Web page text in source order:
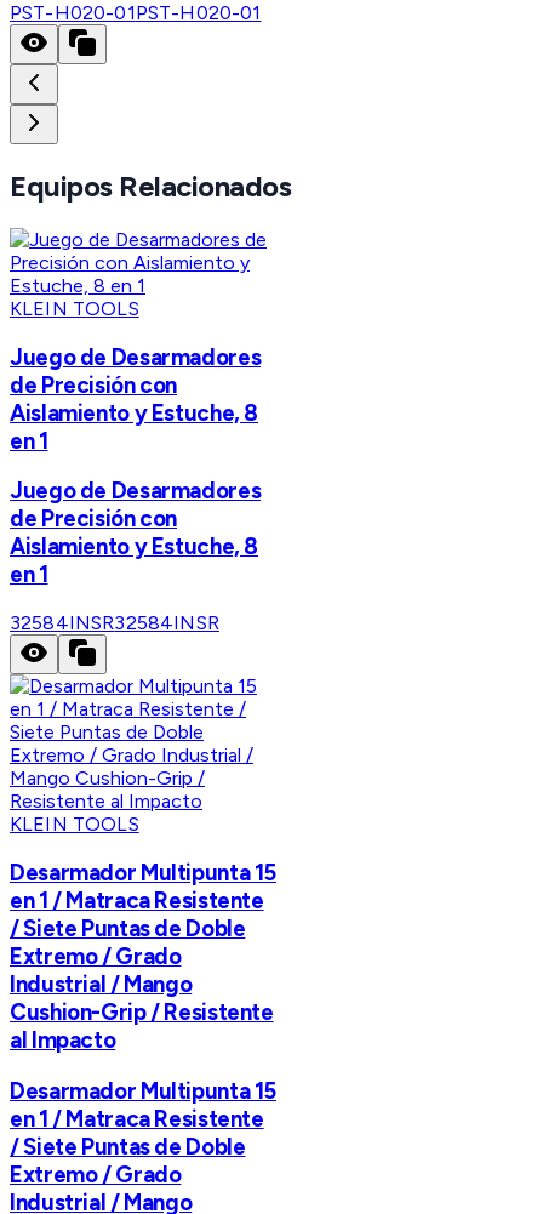
PST-H020-01PST-H020-01
Equipos Relacionados
KLEIN TOOLS
Juego de Desarmadores
de Precisión con
Aislamiento y Estuche, 8
en 1
Juego de Desarmadores
de Precisión con
Aislamiento y Estuche, 8
en 1
32584INSR32584INSR
KLEIN TOOLS
Desarmador Multipunta 15
en 1 / Matraca Resistente
/ Siete Puntas de Doble
Extremo / Grado
Industrial / Mango
Cushion-Grip / Resistente
al Impacto
Desarmador Multipunta 15
en 1 / Matraca Resistente
/ Siete Puntas de Doble
Extremo / Grado
Industrial / Mango